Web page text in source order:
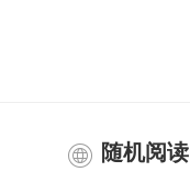
随机阅读